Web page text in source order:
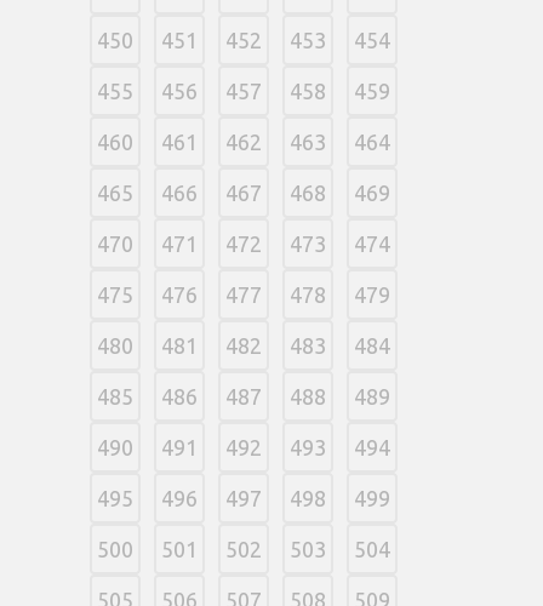
450 451 452 453 454
455 456 457 458 459
460 461 462 463 464
465 466 467 468 469
470 471 472 473 474
475 476 477 478 479
480 481 482 483 484
485 486 487 488 489
490 491 492 493 494
495 496 497 498 499
500 501 502 503 504
505 506 507 508 509